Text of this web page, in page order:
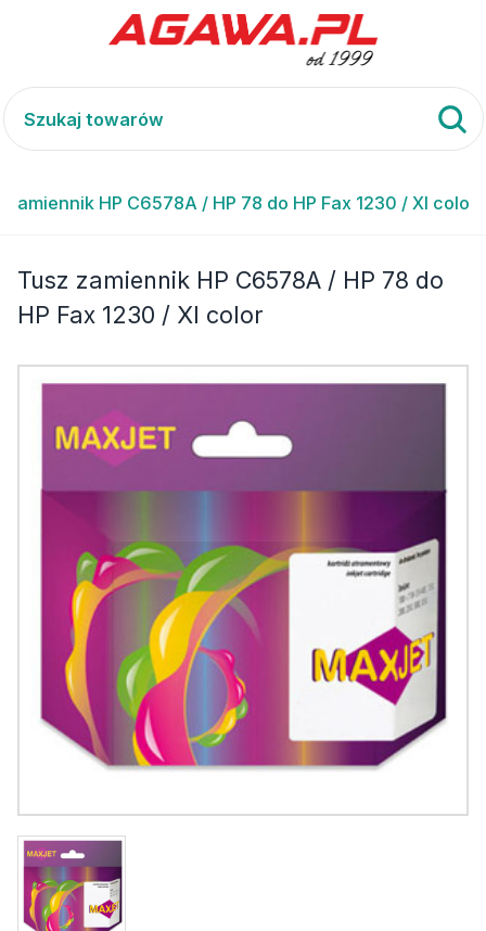
zamiennik HP C6578A / HP 78 do HP Fax 1230 / XI color
Tusz zamiennik HP C6578A / HP 78 do
HP Fax 1230 / XI color